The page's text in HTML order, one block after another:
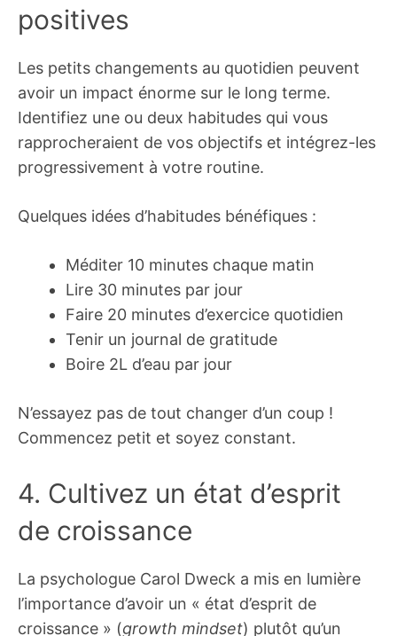
positives
Les petits changements au quotidien peuvent
avoir un impact énorme sur le long terme.
Identifiez une ou deux habitudes qui vous
rapprocheraient de vos objectifs et intégrez-les
progressivement à votre routine.
Quelques idées d’habitudes bénéfiques :
Méditer 10 minutes chaque matin
Lire 30 minutes par jour
Faire 20 minutes d’exercice quotidien
Tenir un journal de gratitude
Boire 2L d’eau par jour
N’essayez pas de tout changer d’un coup !
Commencez petit et soyez constant.
4. Cultivez un état d’esprit
de croissance
La psychologue Carol Dweck a mis en lumière
l’importance d’avoir un « état d’esprit de
croissance » (growth mindset) plutôt qu’un